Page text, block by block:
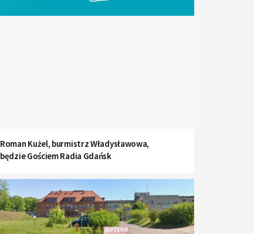
Roman Kużel, burmistrz Władysławowa,
będzie Gościem Radia Gdańsk